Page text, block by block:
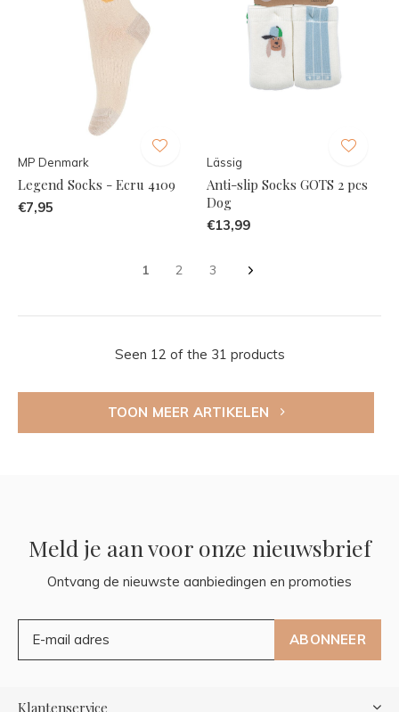
MP Denmark
Legend Socks - Ecru 4109
€7,95
Lässig
Anti-slip Socks GOTS 2 pcs
Dog
€13,99
1 2 3
Seen 12 of the 31 products
TOON MEER ARTIKELEN
Meld je aan voor onze nieuwsbrief
Ontvang de nieuwste aanbiedingen en promoties
ABONNEER
Klantenservice